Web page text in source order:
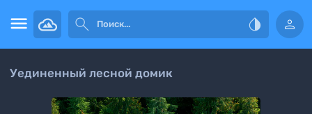
   
Уединенный лесной домик